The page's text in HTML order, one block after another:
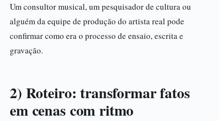
Um consultor musical, um pesquisador de cultura ou
alguém da equipe de produção do artista real pode
confirmar como era o processo de ensaio, escrita e
gravação.
2) Roteiro: transformar fatos
em cenas com ritmo